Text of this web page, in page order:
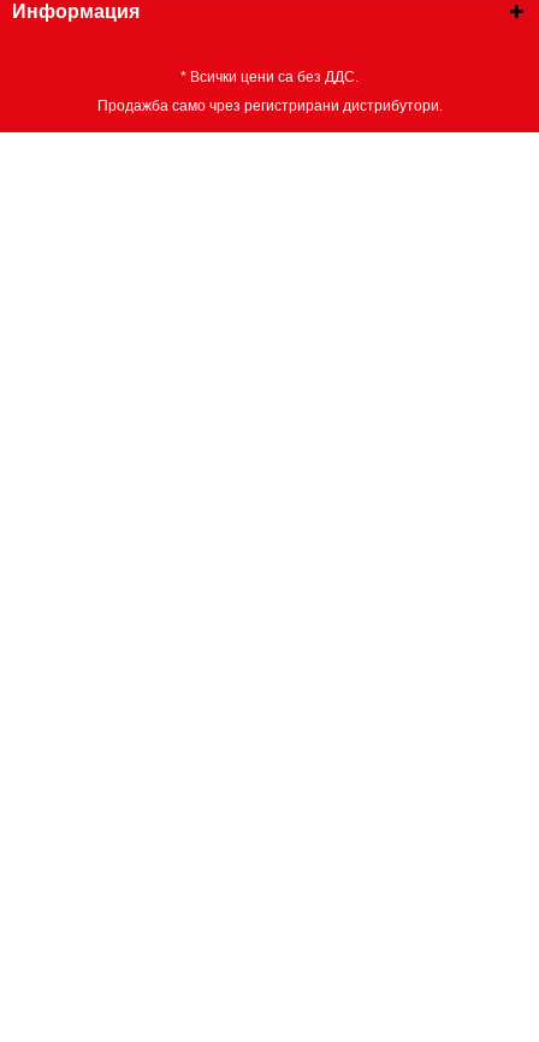
Информация
* Всички цени са без ДДС.
Продажба само чрез регистрирани дистрибутори.